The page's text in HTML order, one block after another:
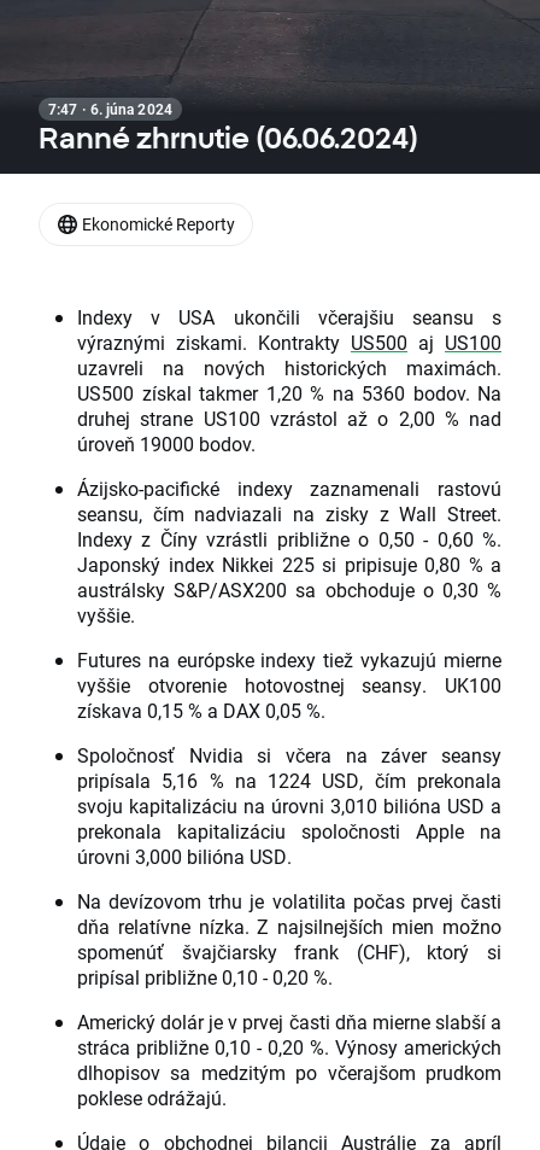
7:47 · 6. júna 2024
Ranné zhrnutie (06.06.2024)
Indexy v USA ukončili včerajšiu seansu s
výraznými ziskami. Kontrakty US500 aj US100
uzavreli na nových historických maximách.
US500 získal takmer 1,20 % na 5360 bodov. Na
druhej strane US100 vzrástol až o 2,00 % nad
úroveň 19000 bodov.
Ázijsko-pacifické indexy zaznamenali rastovú
seansu, čím nadviazali na zisky z Wall Street.
Indexy z Číny vzrástli približne o 0,50 - 0,60 %.
Japonský index Nikkei 225 si pripisuje 0,80 % a
austrálsky S&P/ASX200 sa obchoduje o 0,30 %
vyššie.
Futures na európske indexy tiež vykazujú mierne
vyššie otvorenie hotovostnej seansy. UK100
získava 0,15 % a DAX 0,05 %.
Spoločnosť Nvidia si včera na záver seansy
pripísala 5,16 % na 1224 USD, čím prekonala
svoju kapitalizáciu na úrovni 3,010 bilióna USD a
prekonala kapitalizáciu spoločnosti Apple na
úrovni 3,000 bilióna USD.
Na devízovom trhu je volatilita počas prvej časti
dňa relatívne nízka. Z najsilnejších mien možno
spomenúť švajčiarsky frank (CHF), ktorý si
pripísal približne 0,10 - 0,20 %.
Americký dolár je v prvej časti dňa mierne slabší a
stráca približne 0,10 - 0,20 %. Výnosy amerických
dlhopisov sa medzitým po včerajšom prudkom
poklese odrážajú.
Údaje o obchodnej bilancii Austrálie za apríl
Ekonomické Reporty